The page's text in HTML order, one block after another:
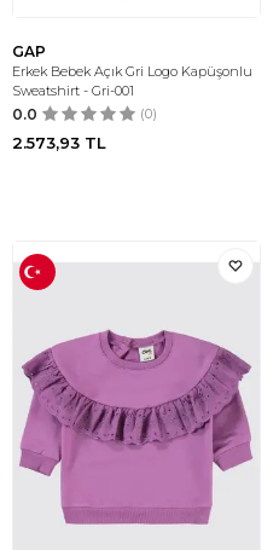
GAP
Erkek Bebek Açık Gri Logo Kapüşonlu
Sweatshirt - Gri-001
0.0 (0)
2.573,93 TL